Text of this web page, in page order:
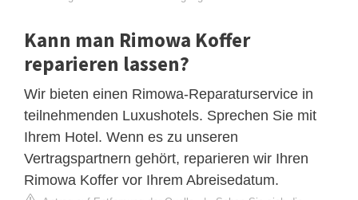
Kann man Rimowa Koffer
reparieren lassen?
Wir bieten einen Rimowa-Reparaturservice in
teilnehmenden Luxushotels. Sprechen Sie mit
Ihrem Hotel. Wenn es zu unseren
Vertragspartnern gehört, reparieren wir Ihren
Rimowa Koffer vor Ihrem Abreisedatum.